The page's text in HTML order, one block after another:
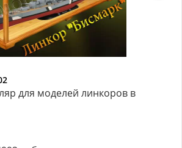
для моделей линкоров в